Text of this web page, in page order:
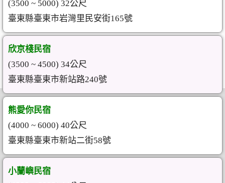
(3500 ~ 5000) 32公尺
臺東縣臺東市岩灣里民安街165號
欣京棧民宿
(3500 ~ 4500) 34公尺
臺東縣臺東市新站路240號
熊愛你民宿
(4000 ~ 6000) 40公尺
臺東縣臺東市新站二街58號
小蘭嶼民宿